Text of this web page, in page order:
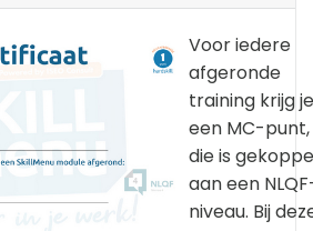
Voor iedere
afgeronde
training krijg je
een MC-punt,
die is
aan een
niveau. Bij